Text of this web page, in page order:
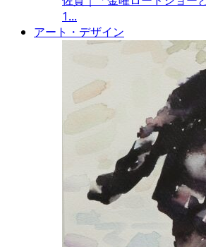
1...
アート・デザイン